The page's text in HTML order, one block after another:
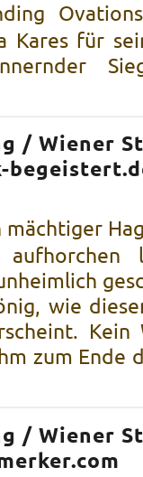
Kares für
/ Wiener
wie
Kein
zum Ende
/ Wiener